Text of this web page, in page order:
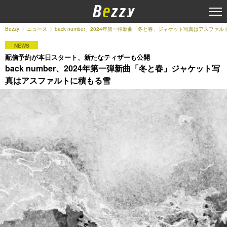
Bezzy ニュース back number、2024年第一弾新曲「冬と春」ジャケット写真はアスファル
NEWS
配信予約が本日スタート、新たなティザーも公開
back number、2024年第一弾新曲「冬と春」ジャケット写
真はアスファルトに積もる雪